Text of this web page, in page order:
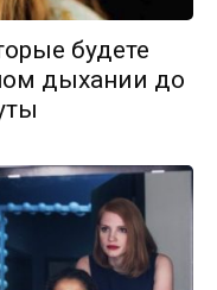
будете
дыхании до